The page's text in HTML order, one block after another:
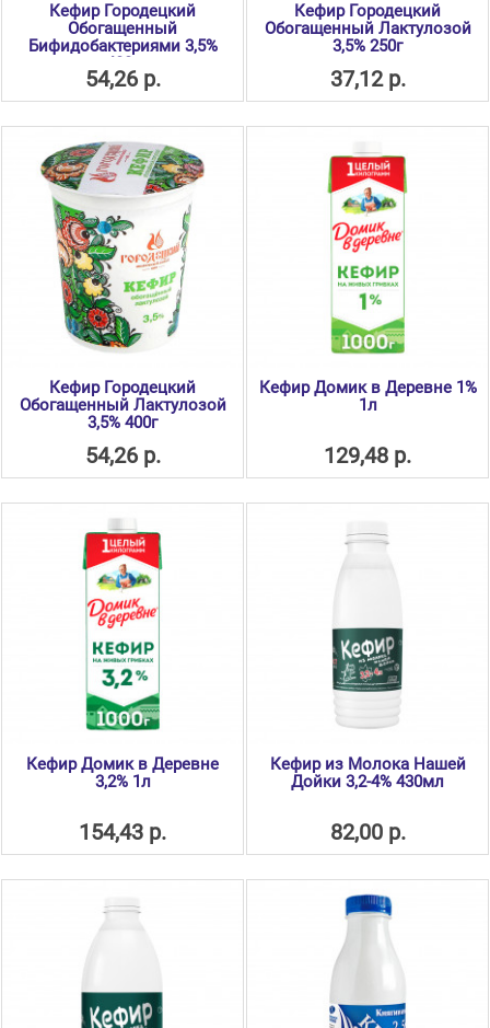
Кефир Городецкий
Обогащенный
Бифидобактериями 3,5%
400г
54,26 р.
Кефир Городецкий
Обогащенный Лактулозой
3,5% 250г
37,12 р.
Кефир Городецкий
Обогащенный Лактулозой
3,5% 400г
54,26 р.
Кефир Домик в Деревне 1%
1л
129,48 р.
Кефир Домик в Деревне
3,2% 1л
154,43 р.
Кефир из Молока Нашей
Дойки 3,2-4% 430мл
82,00 р.